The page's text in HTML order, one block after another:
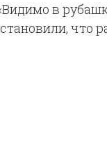
в
что